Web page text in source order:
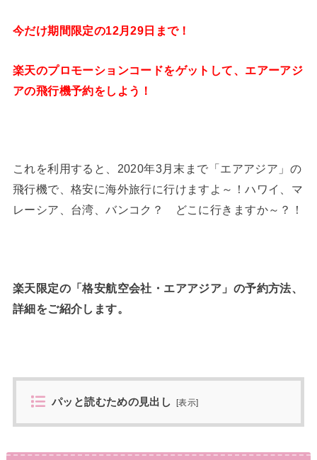
今だけ期間限定の12月29日まで！
楽天のプロモーションコードをゲットして、エアーアジ
アの飛行機予約をしよう！
これを利用すると、2020年3月末まで「エアアジア」の
飛行機で、格安に海外旅行に行けますよ～！ハワイ、マ
レーシア、台湾、バンコク？ どこに行きますか～？！
楽天限定の「格安航空会社・エアアジア」の予約方法、
詳細をご紹介します。
パッと読むための見出し [表示]